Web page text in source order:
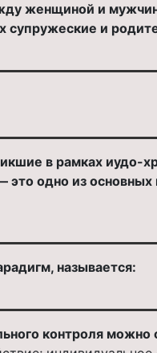
женщиной и
супружеские и
в рамках иудо-
одно из
называется:
контроля можно